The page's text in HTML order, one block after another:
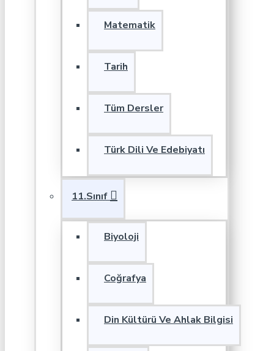
Matematik
Tarih
Tüm Dersler
Türk Dili Ve Edebiyatı
11.Sınıf
Biyoloji
Coğrafya
Din Kültürü Ve Ahlak Bilgisi